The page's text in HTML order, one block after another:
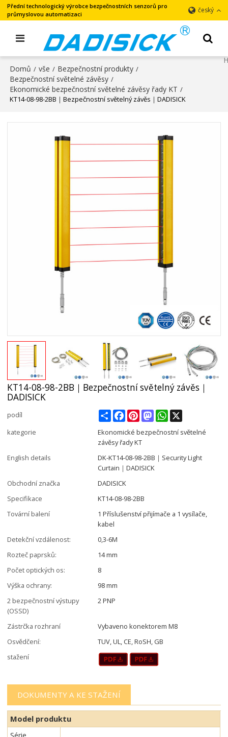
Přední technologický výrobce bezpečnostních senzorů pro
průmyslovou automatizaci
český
Domů / vše / Bezpečnostní produkty /
Bezpečnostní světelné závěsy /
Ekonomické bezpečnostní světelné závěsy řady KT /
KT14-08-98-2BB｜Bezpečnostní světelný závěs｜DADISICK
KT14-08-98-2BB｜Bezpečnostní světelný závěs｜
DADISICK
podíl ShareFacebookPinterestMastodonWhatsApp
kategorie
Ekonomické bezpečnostní světelné
závěsy řady KT
English details
DK-KT14-08-98-2BB｜Security Light
Curtain｜DADISICK
Obchodní značka
DADISICK
Specifikace
KT14-08-98-2BB
Tovární balení
1 Příslušenství přijímače a 1 vysílače,
kabel
Detekční vzdálenost:
0,3-6M
Rozteč paprsků:
14 mm
Počet optických os:
8
Výška ochrany:
98 mm
2 bezpečnostní výstupy
(OSSD)
2 PNP
Zástrčka rozhraní
Vybaveno konektorem M8
Osvědčení:
TUV, UL, CE, RoSH, GB
stažení
DOKUMENTY A KE STAŽENÍ
Model produktu